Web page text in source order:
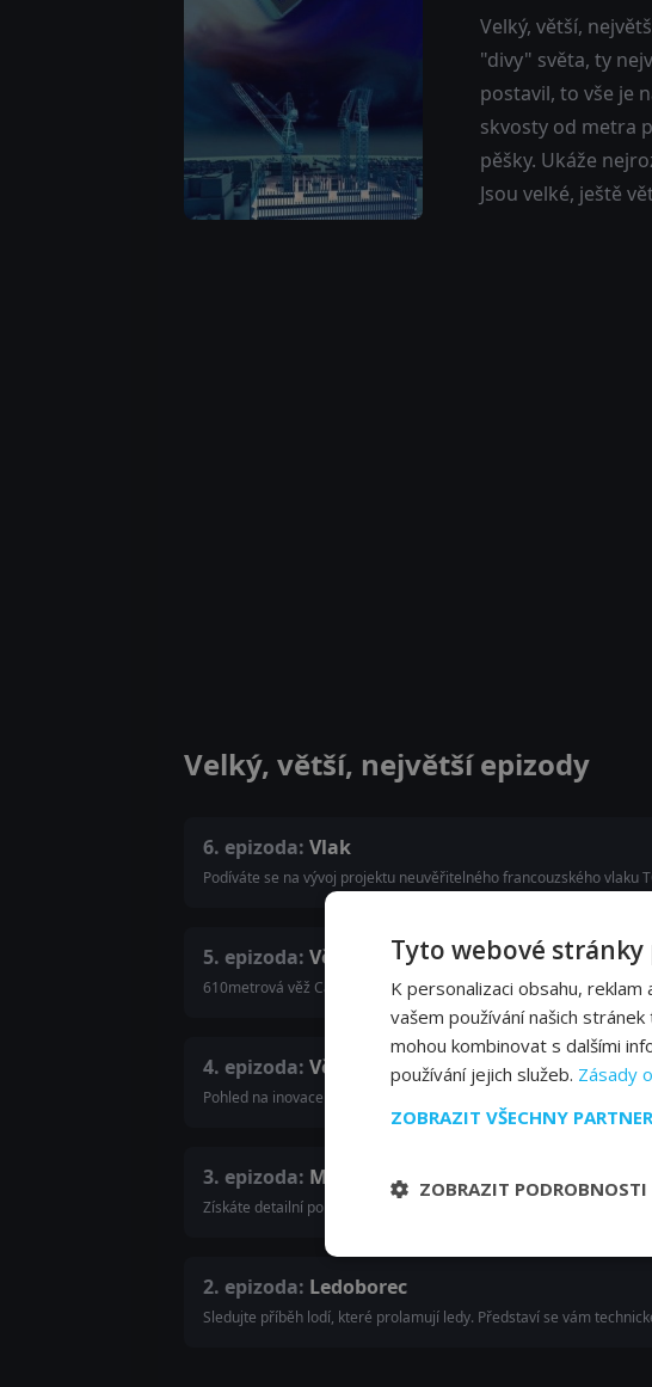
Velký, větší,
"divy" světa, ty
postavil, to vše je
skvosty od metra
pěšky. Ukáže
Jsou velké, ještě
Velký, větší, největší epizody
6. epizoda: Vlak
Podíváte se na vývoj projektu neuvěřitelného francouzského vlaku
5. epizoda: Věž
610metrová věž Canton Tower je nejvyšší televizní věží na světě.
4. epizoda: Vězení
Pohled na inovace v průběhu staletí, které vedly ke vzniku
3. epizoda: Metro
Získáte detailní pohled na největší systém metra v západním světě.
2. epizoda: Ledoborec
Sledujte příběh lodí, které prolamují ledy. Představí se vám
Tyto webové
K personalizaci obsahu,
vašem používání našich
mohou kombinovat s dalšími
používání jejich služeb. Zásady
ZOBRAZIT VŠECHNY
ZOBRAZIT PODROBNOSTI